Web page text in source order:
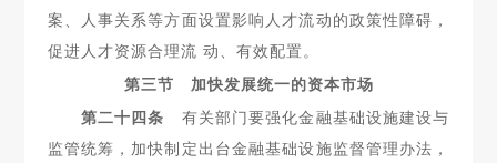
案、人事关 系等方面设置影响人才流动的政策性障碍，
促进人才资源合理流 动、有效配置。
第三节 加快发展统一的资本市场
第二十四条 有关部门要强化金融基础设施建设与
监管统筹， 加快制定出台金融基础设施监督管理办法，